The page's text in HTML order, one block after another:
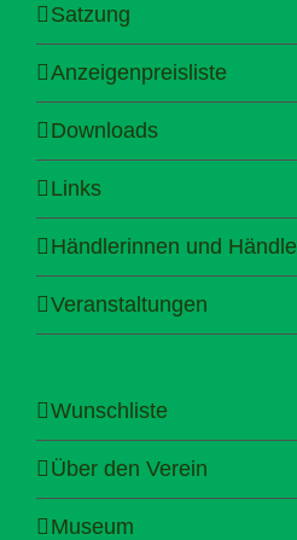
Satzung
Anzeigenpreisliste
Downloads
Links
Händlerinnen und
Veranstaltungen
Wunschliste
Über den Verein
Museum